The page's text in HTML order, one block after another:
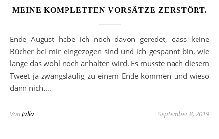
MEINE KOMPLETTEN VORSÄTZE ZERSTÖRT.
Ende August habe ich noch davon geredet, dass keine
Bücher bei mir eingezogen sind und ich gespannt bin, wie
lange das wohl noch anhalten wird. Es musste nach diesem
Tweet ja zwangsläufig zu einem Ende kommen und wieso
dann nicht…
Von Julia September 8, 2019